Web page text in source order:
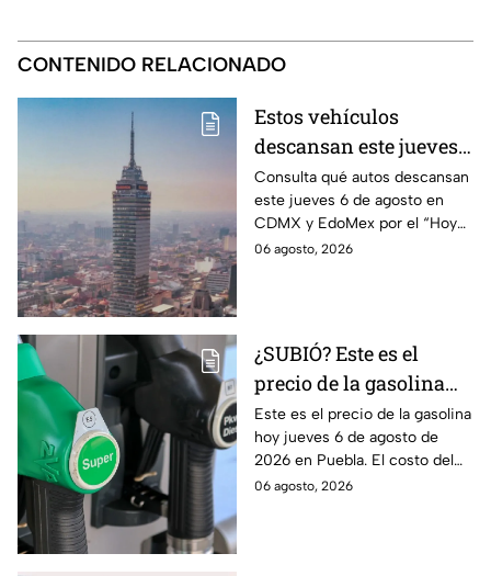
CONTENIDO RELACIONADO
Estos vehículos
descansan este jueves 6
de agosto en CDMX y
EdoMex como parte del
Hoy No Circula
Consulta qué autos descansan
este jueves 6 de agosto en
CDMX y EdoMex por el “Hoy
No Circula"; evita multas y el
06 agosto, 2026
¿SUBIÓ? Este es el
precio de la gasolina
Puebla hoy jueves 6 de
agosto de 2026
Este es el precio de la gasolina
hoy jueves 6 de agosto de
2026 en Puebla. El costo del
combustible cambia todos los
06 agosto, 2026